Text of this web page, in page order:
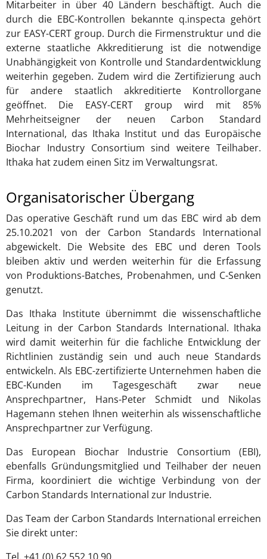
Mitarbeiter in über 40 Ländern beschäftigt. Auch die
durch die EBC-Kontrollen bekannte q.inspecta gehört
zur EASY-CERT group. Durch die Firmenstruktur und die
externe staatliche Akkreditierung ist die notwendige
Unabhängigkeit von Kontrolle und Standardentwicklung
weiterhin gegeben. Zudem wird die Zertifizierung auch
für andere staatlich akkreditierte Kontrollorgane
geöffnet. Die EASY-CERT group wird mit 85%
Mehrheitseigner der neuen Carbon Standard
International, das Ithaka Institut und das Europäische
Biochar Industry Consortium sind weitere Teilhaber.
Ithaka hat zudem einen Sitz im Verwaltungsrat.
Organisatorischer Übergang
Das operative Geschäft rund um das EBC wird ab dem
25.10.2021 von der Carbon Standards International
abgewickelt. Die Website des EBC und deren Tools
bleiben aktiv und werden weiterhin für die Erfassung
von Produktions-Batches, Probenahmen, und C-Senken
genutzt.
Das Ithaka Institute übernimmt die wissenschaftliche
Leitung in der Carbon Standards International. Ithaka
wird damit weiterhin für die fachliche Entwicklung der
Richtlinien zuständig sein und auch neue Standards
entwickeln. Als EBC-zertifizierte Unternehmen haben die
EBC-Kunden im Tagesgeschäft zwar neue
Ansprechpartner, Hans-Peter Schmidt und Nikolas
Hagemann stehen Ihnen weiterhin als wissenschaftliche
Ansprechpartner zur Verfügung.
Das European Biochar Industrie Consortium (EBI),
ebenfalls Gründungsmitglied und Teilhaber der neuen
Firma, koordiniert die wichtige Verbindung von der
Carbon Standards International zur Industrie.
Das Team der Carbon Standards International erreichen
Sie direkt unter: